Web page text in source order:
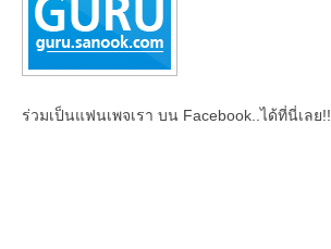
ร่วมเป็นแฟนเพจเรา บน Facebook..ได้ที่นี่เลย!!